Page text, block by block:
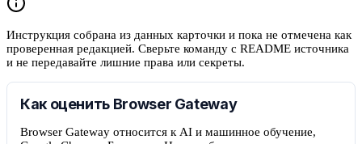
Инструкция собрана из данных карточки и пока не отмечена как
проверенная редакцией. Сверьте команду с README источника
и не передавайте лишние права или секреты.
Как оценить Browser Gateway
Browser Gateway относится к AI и машинное обучение,